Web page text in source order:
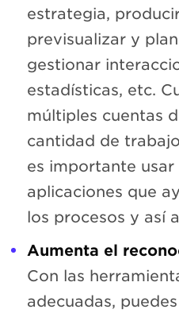
estrategia,
previsualizar y
gestionar
estadísticas, etc.
múltiples cuentas
cantidad de
es importante
aplicaciones que
los procesos y así
Aumenta el
Con las
adecuadas,